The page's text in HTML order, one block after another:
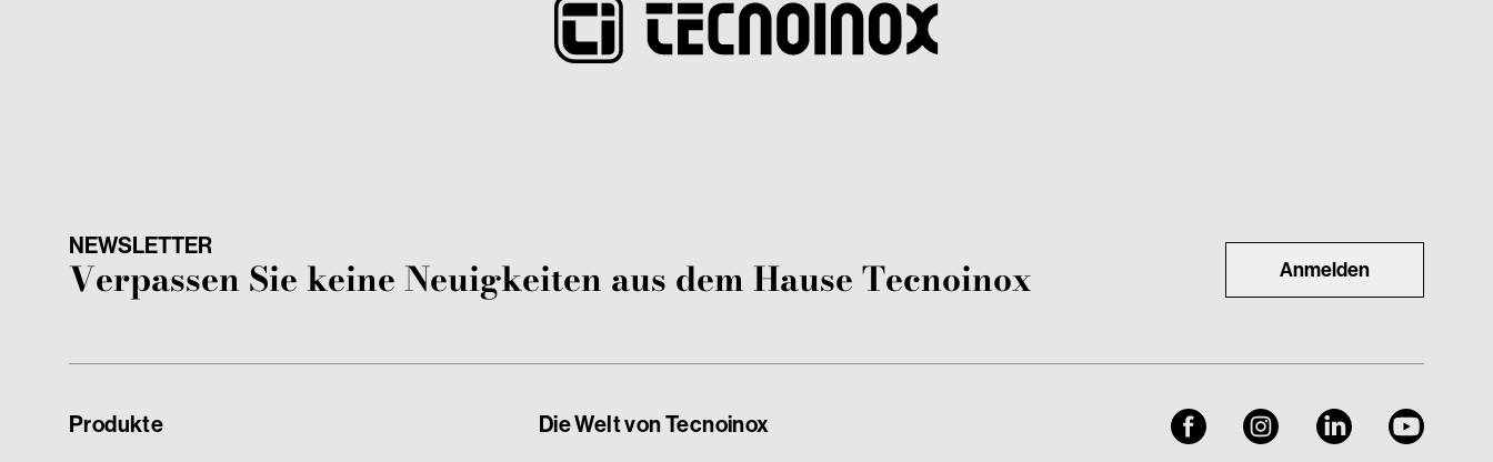
NEWSLETTER
Verpassen Sie keine Neuigkeiten aus dem Hause Tecnoinox Anmelden
Produkte Die Welt von Tecnoinox